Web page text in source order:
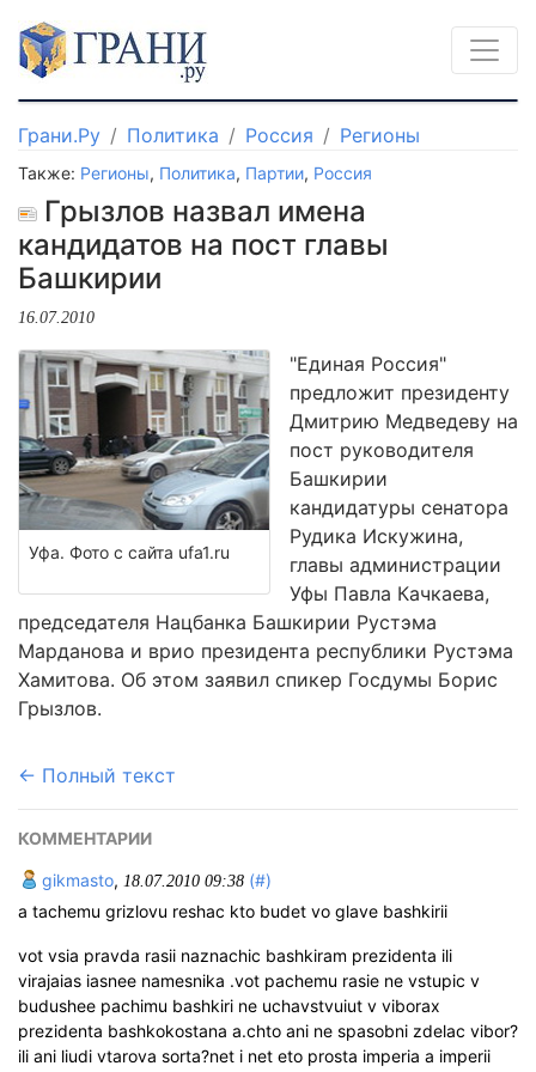
Грани.Ру Политика Россия Регионы
Также: Регионы, Политика, Партии, Россия
Грызлов назвал имена
кандидатов на пост главы
Башкирии
16.07.2010
Уфа. Фото с сайта ufa1.ru
"Единая Россия"
предложит президенту
Дмитрию Медведеву на
пост руководителя
Башкирии
кандидатуры сенатора
Рудика Искужина,
главы администрации
Уфы Павла Качкаева,
председателя Нацбанка Башкирии Рустэма
Марданова и врио президента республики Рустэма
Хамитова. Об этом заявил спикер Госдумы Борис
Грызлов.
← Полный текст
КОММЕНТАРИИ
gikmasto, 18.07.2010 09:38 (#)
a tachemu grizlovu reshac kto budet vo glave bashkirii
vot vsia pravda rasii naznachic bashkiram prezidenta ili
virajaias iasnee namesnika .vot pachemu rasie ne vstupic v
budushee pachimu bashkiri ne uchavstvuiut v viborax
prezidenta bashkokostana a.chto ani ne spasobni zdelac vibor?
ili ani liudi vtarova sorta?net i net eto prosta imperia a imperii